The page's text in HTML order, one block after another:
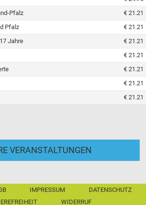
Pfalz
€ 21.21
Pfalz
€ 21.21
Jahre
€ 21.21
€ 21.21
€ 21.21
€ 21.21
€ 21.21
VERANSTALTUNGEN
IMPRESSUM
DATENSCHUTZ
WIDERRUF